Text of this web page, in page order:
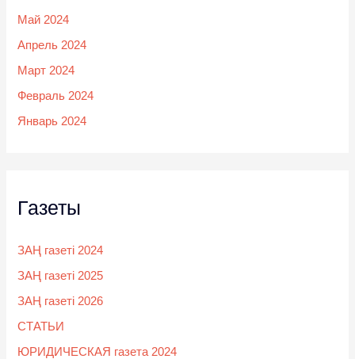
Май 2024
Апрель 2024
Март 2024
Февраль 2024
Январь 2024
Газеты
ЗАҢ газеті 2024
ЗАҢ газеті 2025
ЗАҢ газеті 2026
СТАТЬИ
ЮРИДИЧЕСКАЯ газета 2024